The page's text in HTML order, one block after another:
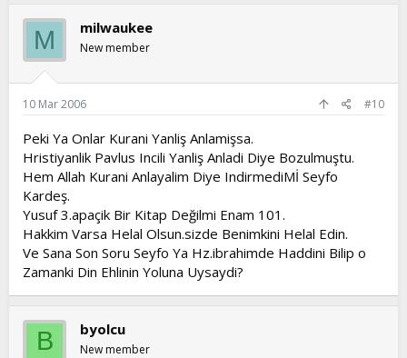
M milwaukee
New member
10 Mar 2006 #10
Peki Ya Onlar Kurani Yanliş Anlamişsa.
Hristiyanlik Pavlus Incili Yanliş Anladi Diye Bozulmuştu.
Hem Allah Kurani Anlayalim Diye IndirmediMİ Seyfo
Kardeş.
Yusuf 3.apaçik Bir Kitap Değilmi Enam 101.
Hakkim Varsa Helal Olsun.sizde Benimkini Helal Edin.
Ve Sana Son Soru Seyfo Ya Hz.ibrahimde Haddini Bilip o
Zamanki Din Ehlinin Yoluna Uysaydi?
B byolcu
New member